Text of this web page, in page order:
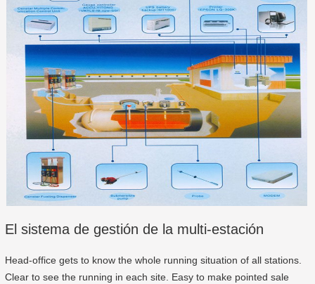
El sistema de gestión de la multi-estación
Head-office gets to know the whole running situation of all stations.
Clear to see the running in each site. Easy to make pointed sale